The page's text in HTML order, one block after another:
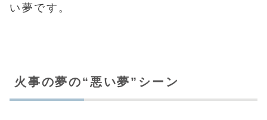
い夢です。
火事の夢の“悪い夢”シーン